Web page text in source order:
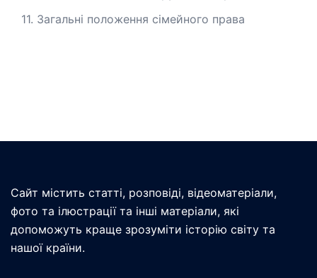
11. Загальні положення сімейного права
Сайт містить статті, розповіді, відеоматеріали,
фото та ілюстрації та інші матеріали, які
допоможуть краще зрозуміти історію світу та
нашої країни.